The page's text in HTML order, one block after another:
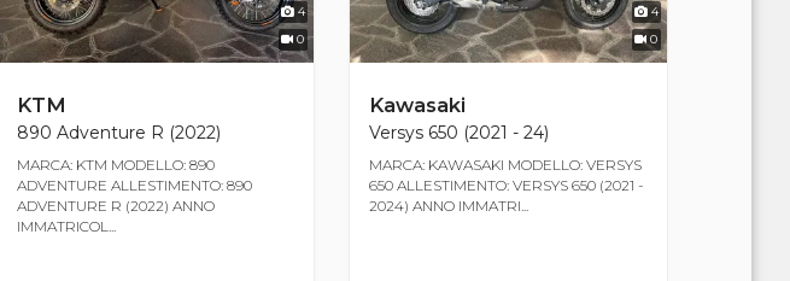
4
0
KTM
890 Adventure R (2022)
MARCA: KTM MODELLO: 890
ADVENTURE ALLESTIMENTO: 890
ADVENTURE R (2022) ANNO
IMMATRICOL...
4
0
Kawasaki
Versys 650 (2021 - 24)
MARCA: KAWASAKI MODELLO: VERSYS
650 ALLESTIMENTO: VERSYS 650 (2021 -
2024) ANNO IMMATRI...